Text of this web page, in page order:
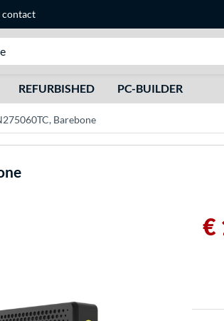
contact
REFURBISHED PC-BUILDER
Barebone
€